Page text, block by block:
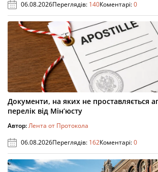
06.08.2026Переглядів: 140Коментарі:0
Документи, на яких не проставляється
перелік від Мін’юсту
Автор:Лента от Протокола
06.08.2026Переглядів: 162Коментарі:0